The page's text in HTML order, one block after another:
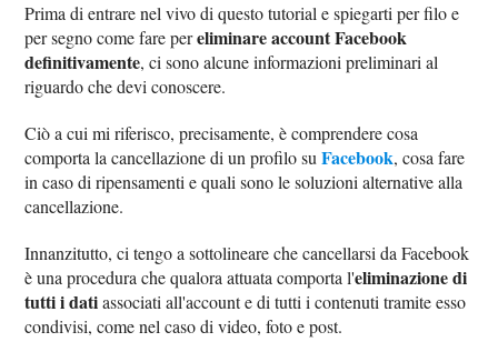
Prima di entrare nel vivo di questo tutorial e spiegarti per filo e
per segno come fare pereliminare account Facebook
definitivamente, ci sono alcune informazioni preliminari al
riguardo che devi conoscere.
Ciò a cui mi riferisco, precisamente, è comprendere cosa
comporta la cancellazione di un profilo suFacebook, cosa fare
in caso di ripensamenti e quali sono le soluzioni alternative alla
cancellazione.
Innanzitutto, ci tengo a sottolineare che cancellarsi da Facebook
è una procedura che qualora attuata comporta l'eliminazione di
tutti i datiassociati all'account e di tutti i contenuti tramite esso
condivisi, come nel caso di video, foto e post.